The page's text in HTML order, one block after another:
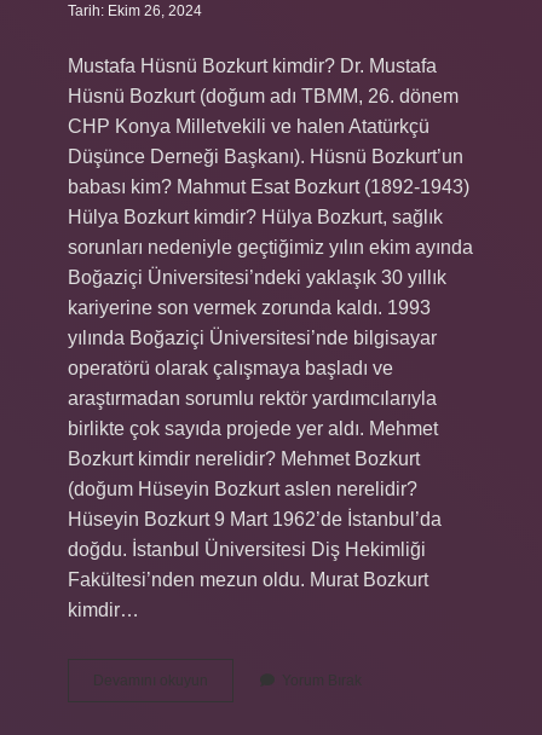
Tarih: Ekim 26, 2024
Mustafa Hüsnü Bozkurt kimdir? Dr. Mustafa
Hüsnü Bozkurt (doğum adı TBMM, 26. dönem
CHP Konya Milletvekili ve halen Atatürkçü
Düşünce Derneği Başkanı). Hüsnü Bozkurt’un
babası kim? Mahmut Esat Bozkurt (1892-1943)
Hülya Bozkurt kimdir? Hülya Bozkurt, sağlık
sorunları nedeniyle geçtiğimiz yılın ekim ayında
Boğaziçi Üniversitesi’ndeki yaklaşık 30 yıllık
kariyerine son vermek zorunda kaldı. 1993
yılında Boğaziçi Üniversitesi’nde bilgisayar
operatörü olarak çalışmaya başladı ve
araştırmadan sorumlu rektör yardımcılarıyla
birlikte çok sayıda projede yer aldı. Mehmet
Bozkurt kimdir nerelidir? Mehmet Bozkurt
(doğum Hüseyin Bozkurt aslen nerelidir?
Hüseyin Bozkurt 9 Mart 1962’de İstanbul’da
doğdu. İstanbul Üniversitesi Diş Hekimliği
Fakültesi’nden mezun oldu. Murat Bozkurt
kimdir…
Devamını okuyun
Hüsnü
Yorum Bırak